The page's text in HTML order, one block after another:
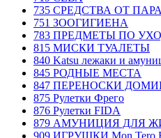
735 СРЕДСТВА ОТ
751 ЗООГИГИЕНА
783 ПРЕДМЕТЫ ПО
815 МИСКИ ТУАЛЕТЫ
840 Katsu лежаки и
845 РОДНЫЕ МЕСТА
847 ПЕРЕНОСКИ
875 Рулетки Фрего
876 Рулетки FIDA
879 АМУНИЦИЯ ДЛЯ
909 ИГРУШКИ Mon Tero